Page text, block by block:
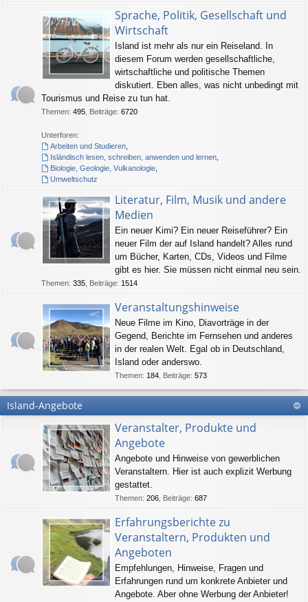
Sprache, Politik, Gesellschaft und
Wirtschaft
Island ist mehr als nur ein Reiseland. In
diesem Forum werden gesellschaftliche,
wirtschaftliche und politische Themen
diskutiert. Eben alles, was nicht unbedingt mit
Tourismus und Reise zu tun hat.
Themen: 495 Beiträge: 6720
Unterforen:
Arbeiten und Studieren,
Isländisch lesen, schreiben, anwenden und lernen,
Biologie, Geologie, Vulkanologie,
Umweltschutz
Literatur, Film, Musik und andere
Medien
Ein neuer Kimi? Ein neuer Reiseführer? Ein
neuer Film der auf Island handelt? Alles rund
um Bücher, Karten, CDs, Videos und Filme
gibt es hier. Sie müssen nicht einmal neu sein.
Themen: 335 Beiträge: 1514
Veranstaltungshinweise
Neue Filme im Kino, Diavorträge in der
Gegend, Berichte im Fernsehen und anderes
in der realen Welt. Egal ob in Deutschland,
Island oder anderswo.
Themen: 184 Beiträge: 573
Island-Angebote
Veranstalter, Produkte und
Angebote
Angebote und Hinweise von gewerblichen
Veranstaltern. Hier ist auch explizit Werbung
gestattet.
Themen: 206 Beiträge: 687
Erfahrungsberichte zu
Veranstaltern, Produkten und
Angeboten
Empfehlungen, Hinweise, Fragen und
Erfahrungen rund um konkrete Anbieter und
Angebote. Aber ohne Werbung der Anbieter!